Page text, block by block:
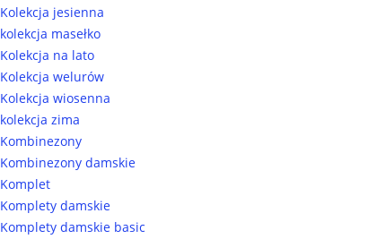
Kolekcja jesienna
kolekcja masełko
Kolekcja na lato
Kolekcja welurów
Kolekcja wiosenna
kolekcja zima
Kombinezony
Kombinezony damskie
Komplet
Komplety damskie
Komplety damskie basic